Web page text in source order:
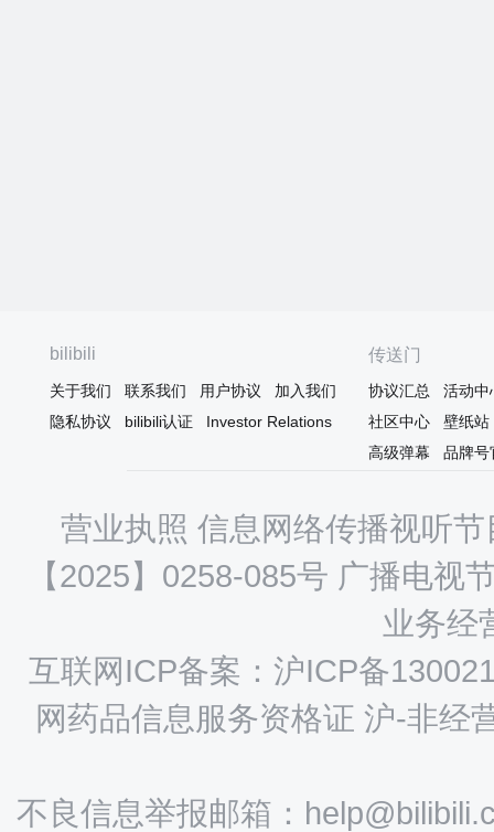
bilibili
关于我们 联系我们 用户协议
加入我们
隐私协议
bilibili认证 Investor Relations
传送门
协议汇总
活动中
社区中心
壁纸站
高级弹幕
品牌号
营业执照 信息网络传播视听
【2025】0258-085号 广播电视
业务经
互联网ICP备案：沪ICP备
网药品信息服务资格证 沪-非经
不良信息举报邮箱：